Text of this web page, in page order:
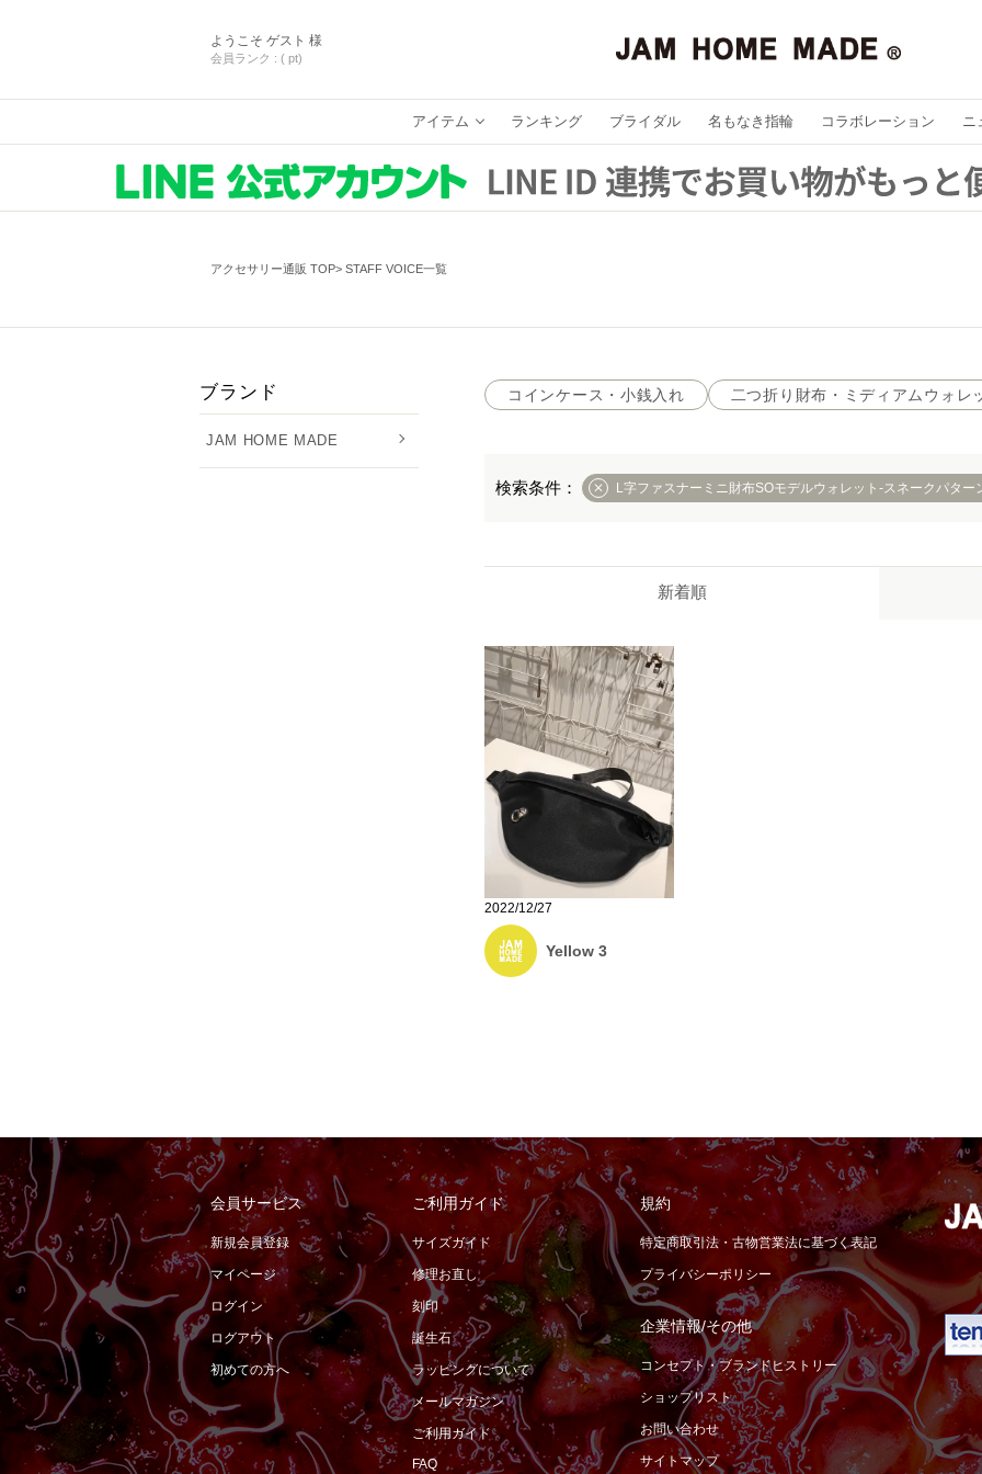
ようこそ ゲスト 様
会員ランク : ( pt)
アイテム ランキング ブライダル 名もなき指輪 コラボレーション ニ
アクセサリー通販 TOP STAFF VOICE一覧
ブランド
JAM HOME MADE
コインケース・小銭入れ 二つ折り財布・ミディアムウォレ
L字ファスナーミニ財布SOモデルウォレット-スネークパター
新着順
2022/12/27
Yellow 3
会員サービス
新規会員登録
マイページ
ログイン
ログアウト
初めての方へ
ご利用ガイド
サイズガイド
修理お直し
刻印
誕生石
ラッピングについて
メールマガジン
ご利用ガイド
FAQ
規約
特定商取引法・古物営業法に基づく表記
プライバシーポリシー
企業情報/その他
コンセプト・ブランドヒストリー
ショップリスト
お問い合わせ
サイトマップ